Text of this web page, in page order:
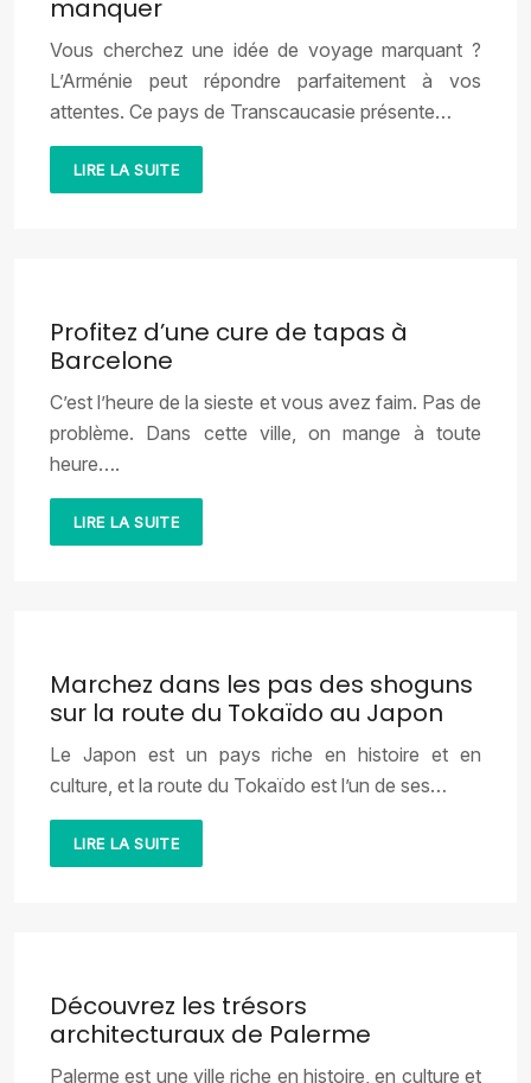
manquer
Vous cherchez une idée de voyage marquant ?
L’Arménie peut répondre parfaitement à vos
attentes. Ce pays de Transcaucasie présente…
LIRE LA SUITE
Profitez d’une cure de tapas à
Barcelone
C’est l’heure de la sieste et vous avez faim. Pas de
problème. Dans cette ville, on mange à toute
heure….
LIRE LA SUITE
Marchez dans les pas des shoguns
sur la route du Tokaïdo au Japon
Le Japon est un pays riche en histoire et en
culture, et la route du Tokaïdo est l’un de ses…
LIRE LA SUITE
Découvrez les trésors
architecturaux de Palerme
Palerme est une ville riche en histoire, en culture et